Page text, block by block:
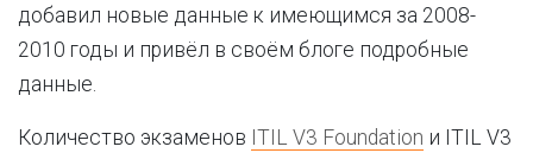
добавил новые данные к имеющимся за 2008-
2010 годы и привёл в своём блоге подробные
данные.
Количество экзаменов ITIL V3 Foundation и ITIL V3